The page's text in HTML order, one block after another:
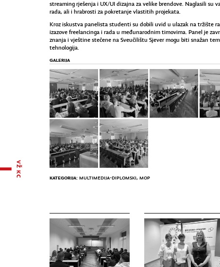
streaming rješenja i UX/UI dizajna za velike brendove. Naglasili
rada, ali i hrabrosti za pokretanje vlastitih projekata.
Kroz iskustva panelista studenti su dobili uvid u ulazak na tržište
izazove freelancinga i rada u međunarodnim timovima. Panel je
znanja i vještine stečene na Sveučilištu Sjever mogu biti snažan
tehnologija.
GALERIJA
KATEGORIJA: MULTIMEDIJA-DIPLOMSKI, MOP